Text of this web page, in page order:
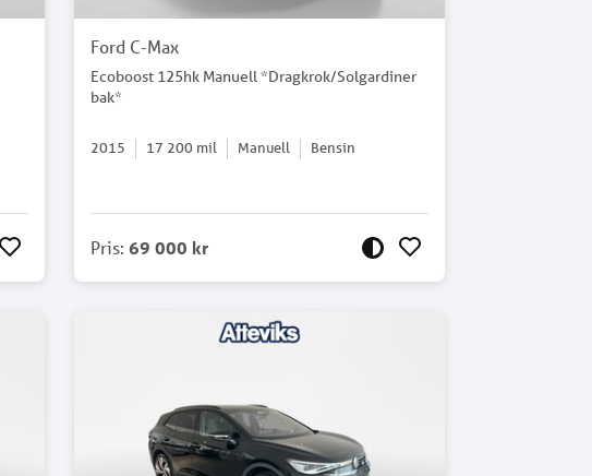
Ford C-Max
Ecoboost 125hk Manuell *Dragkrok/Solgardiner
bak*
2015 17 200mil Manuell Bensin
Pris: 69 000 kr